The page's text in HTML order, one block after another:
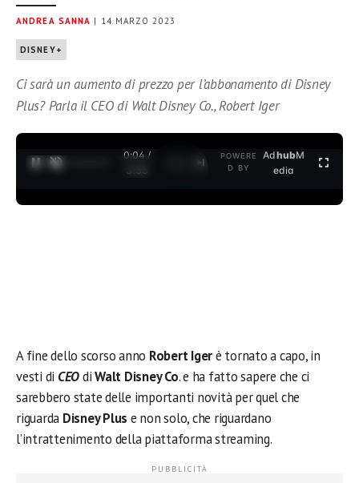
ANDREA SANNA | 14 MARZO 2023
DISNEY+
Ci sarà un aumento di prezzo per l’abbonamento di Disney
Plus? Parla il CEO di Walt Disney Co., Robert Iger
0:04 /
3:35
POWERE
D BY
AdhubM
edia
A fine dello scorso anno Robert Igerè tornato a capo, in
vesti di CEOdiWalt Disney Co. e ha fatto sapere che ci
sarebbero state delle importanti novità per quel che
riguarda Disney Plus e non solo, che riguardano
l’intrattenimento della piattaforma streaming.